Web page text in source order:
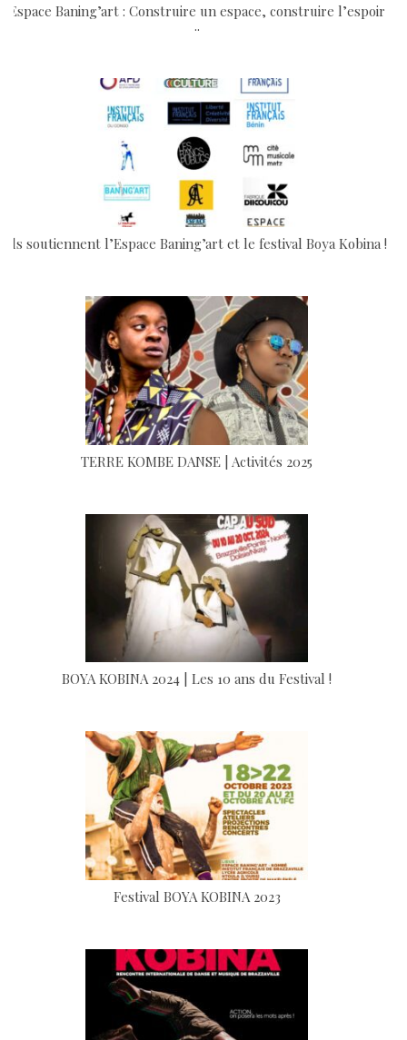
Espace Baning’art : Construire un espace, construire l’espoir
..
Ils soutiennent l’Espace Baning’art et le festival Boya Kobina !
TERRE KOMBE DANSE | Activités 2025
BOYA KOBINA 2024 | Les 10 ans du Festival !
Festival BOYA KOBINA 2023